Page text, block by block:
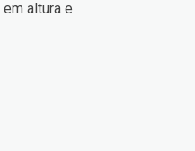
altura e